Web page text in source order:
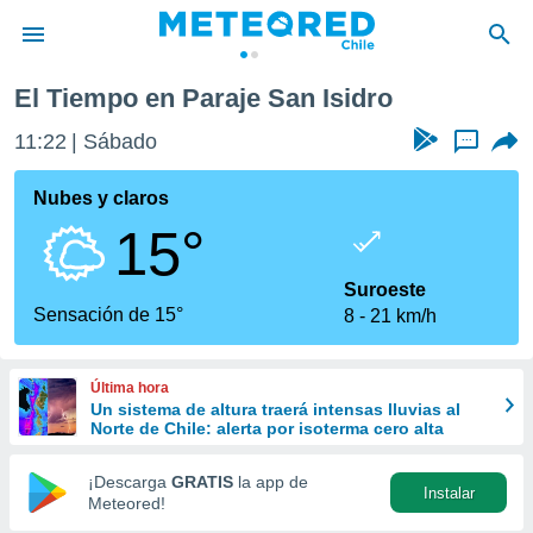
de
por
que se
calidad.
a este
las
y
forma
digital
basada
El Tiempo en Paraje San Isidro
11:22 Sábado ...
Nubes y claros
15°
Sensación de 15°
Suroeste
8
21 km/h
Última hora
Un sistema de altura traerá intensas lluvias al
Norte de Chile: alerta por isoterma cero alta
¡Descarga GRATIS la app de
Meteored!
Instalar